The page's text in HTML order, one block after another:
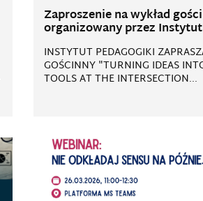
Zaproszenie na wykład
organizowany przez
INSTYTUT PEDAGOGIKI
GOŚCINNY "TURNING IDEAS
TOOLS AT THE INTERSECTION...